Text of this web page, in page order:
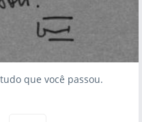
que você passou.